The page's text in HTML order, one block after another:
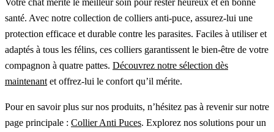
santé. Avec notre collection de colliers anti-puce, assurez-lui une
protection efficace et durable contre les parasites. Faciles à utiliser et
adaptés à tous les félins, ces colliers garantissent le bien-être de votre
compagnon à quatre pattes. Découvrez notre sélection dès
maintenant et offrez-lui le confort qu’il mérite.
Pour en savoir plus sur nos produits, n’hésitez pas à revenir sur notre
page principale : Collier Anti Puces. Explorez nos solutions pour un